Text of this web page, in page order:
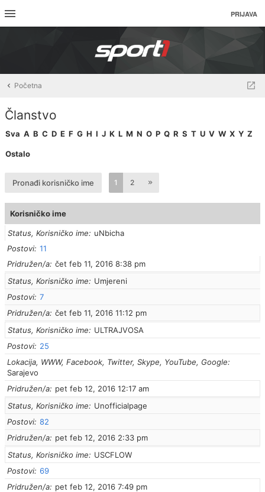
PRIJAVA
Početna
Članstvo
Sva A B C D E F G H I J K L M N O P Q R S T U V W X Y Z
Ostalo
Pronađi korisničko ime 1 2
Korisničko ime
Status, Korisničko ime
uNbicha
Postovi 11
Pridružen/a čet feb 11, 2016 8:38 pm
Status, Korisničko ime
Umjereni
Postovi 7
Pridružen/a čet feb 11, 2016 11:12 pm
Status, Korisničko ime
ULTRAJVOSA
Postovi
25
Lokacija, WWW, Facebook, Twitter, Skype, YouTube, Google
Sarajevo
Pridružen/a
pet feb 12, 2016 12:17 am
Status, Korisničko ime
Unofficialpage
Postovi 82
Pridružen/a
pet feb 12, 2016 2:33 pm
Status, Korisničko ime
USCFLOW
Postovi 69
Pridružen/a
pet feb 12, 2016 7:49 pm